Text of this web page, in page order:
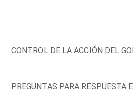
CONTROL DE LA ACCIÓN DEL
PREGUNTAS PARA RESPUESTA